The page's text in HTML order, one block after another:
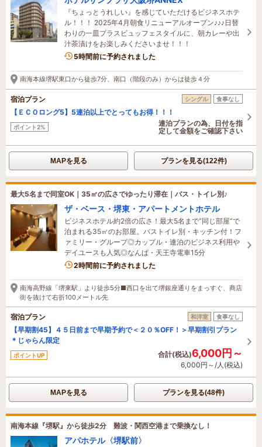
『ちょっとうれしい』を感じていただけるビジネスホテ
ル！！！ 2025年4月朝食リニューアルオープン♪♪♪日替
わりの一皿プラスビュッフェスタイルに、朝カレーや出
汁茶漬けをお楽しみくださいませ！！！
5時間前に予約されました
南海本線堺駅東口から徒歩7分、南口（階段のみ）からは徒歩４分
宿泊プラン シングル 食事なし
【ＥＣＯロング5】5連泊以上でとってもお得！！！
ポイント2%
連泊プランの為、日付を指
定して金額をご確認下さい
MAPを見る プランを見る(122件)
最大5名まで同室OK｜35㎡の広さでゆったり滞在｜バス・トイレ別♪
ザ・ベース・堺東・アパートメントホテル
ビジネスホテル約2倍の広さ！最大5名まで“同じ部屋”で
泊まれる35㎡のお部屋。バストイレ別・キッチン付！フ
ァミリー・グループ◎カップル・連泊のビジネス利用や
デイユースも人気◎なんば・天王寺電車15分
2時間前に予約されました
南海高野線「堺東駅」より徒歩5分■西口を出て堺銀座通りをまっすぐ、商店
街を抜けて右折100メートル先
宿泊プラン 和洋室 食事なし
【早期割45】４５日前まで早期予約で＜２０％OFF！＞早期割引プラン
＊じゃらん限定
ポイントUP 合計(税込)6,000円～
6,000円～/人(税込)
MAPを見る プランを見る(48件)
南海本線『堺駅』から徒歩2分 難波・関西空港まで乗換なし！
アパホテル〈堺駅前〉